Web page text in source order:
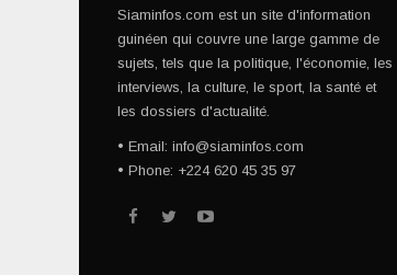
Siaminfos.com est un site d'information
guinéen qui couvre une large gamme de
sujets, tels que la politique, l'économie, les
interviews, la culture, le sport, la santé et
les dossiers d'actualité.
• Email: info@siaminfos.com
• Phone: +224 620 45 35 97